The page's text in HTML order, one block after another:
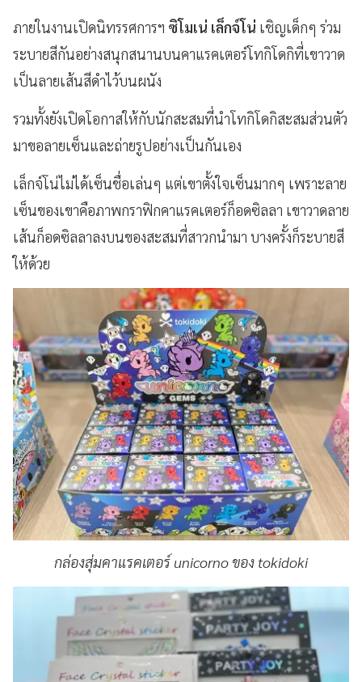
ภายในงานเปิดนิทรรศการฯ ซิโมเน่ เล็กจ์โน่ เชิญเด็กๆ ร่วม
ระบายสีกันอย่างสนุกสนานบนคาแรคเตอร์โทกิโดกิที่เขาวาด
เป็นลายเส้นสีดำไว้บนผนัง
รวมทั้งยังเปิดโอกาสให้กับนักสะสมที่นำโทกิโดกิสะสมส่วนตัว
มาขอลายเซ็นและถ่ายรูปอย่างเป็นกันเอง
เล็กจ์โน่ไม่ได้เซ็นชื่อเล่นๆ แต่เขาตั้งใจเซ็นมากๆ เพราะลาย
เซ็นของเขาคือภาพกราฟิกคาแรคเตอร์ก็อดซิลลา เขาวาดลาย
เส้นก็อดซิลลาลงบนของสะสมที่สาวกนำมา บางครั้งก็ระบายสี
ให้ด้วย
กล่องสุ่มคาแรคเตอร์ unicorno ของ tokidoki